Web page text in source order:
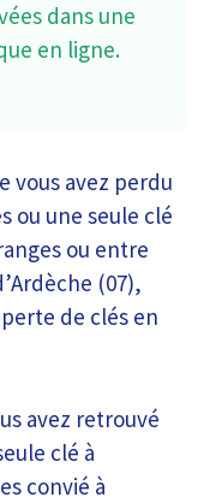
dans une
en ligne.
vous avez perdu
ou une seule clé
ou entre
(07),
de clés en
avez retrouvé
clé à
convié à